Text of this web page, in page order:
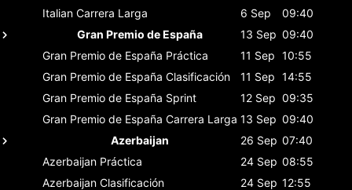
Italian Carrera Larga 6 Sep
09:40
Gran Premio de España
13 Sep 09:40
Gran Premio de España Práctica 11 Sep 10:55
Gran Premio de España Clasificación 11 Sep 14:55
Gran Premio de España Sprint 12 Sep 09:35
Gran Premio de España Carrera Larga 13 Sep 09:40
Azerbaijan
26 Sep 07:40
Azerbaijan Práctica 24 Sep 08:55
Azerbaijan Clasificación 24 Sep 12:55